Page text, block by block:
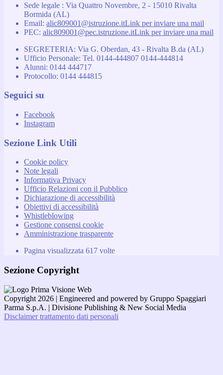
Sede legale : Via Quattro Novembre, 2 - 15010 Rivalta
Bormida (AL)
Email: alic809001@istruzione.itLink per inviare una mail
PEC: alic809001@pec.istruzione.itLink per inviare una mail
SEGRETERIA: Via G. Oberdan, 43 - Rivalta B.da (AL)
Ufficio Personale: Tel. 0144-444807 0144-444814
Alunni: 0144 444717
Protocollo: 0144 444815
Seguici su
Facebook
Instagram
Sezione Link Utili
Cookie policy
Note legali
Informativa Privacy
Ufficio Relazioni con il Pubblico
Dichiarazione di accessibilità
Obiettivi di accessibilità
Whistleblowing
Gestione consensi cookie
Amministrazione trasparente
Pagina visualizzata 617 volte
Sezione Copyright
Copyright 2026 | Engineered and powered by Gruppo Spaggiari
Parma S.p.A. | Divisione Publishing & New Social Media
Disclaimer trattamento dati personali